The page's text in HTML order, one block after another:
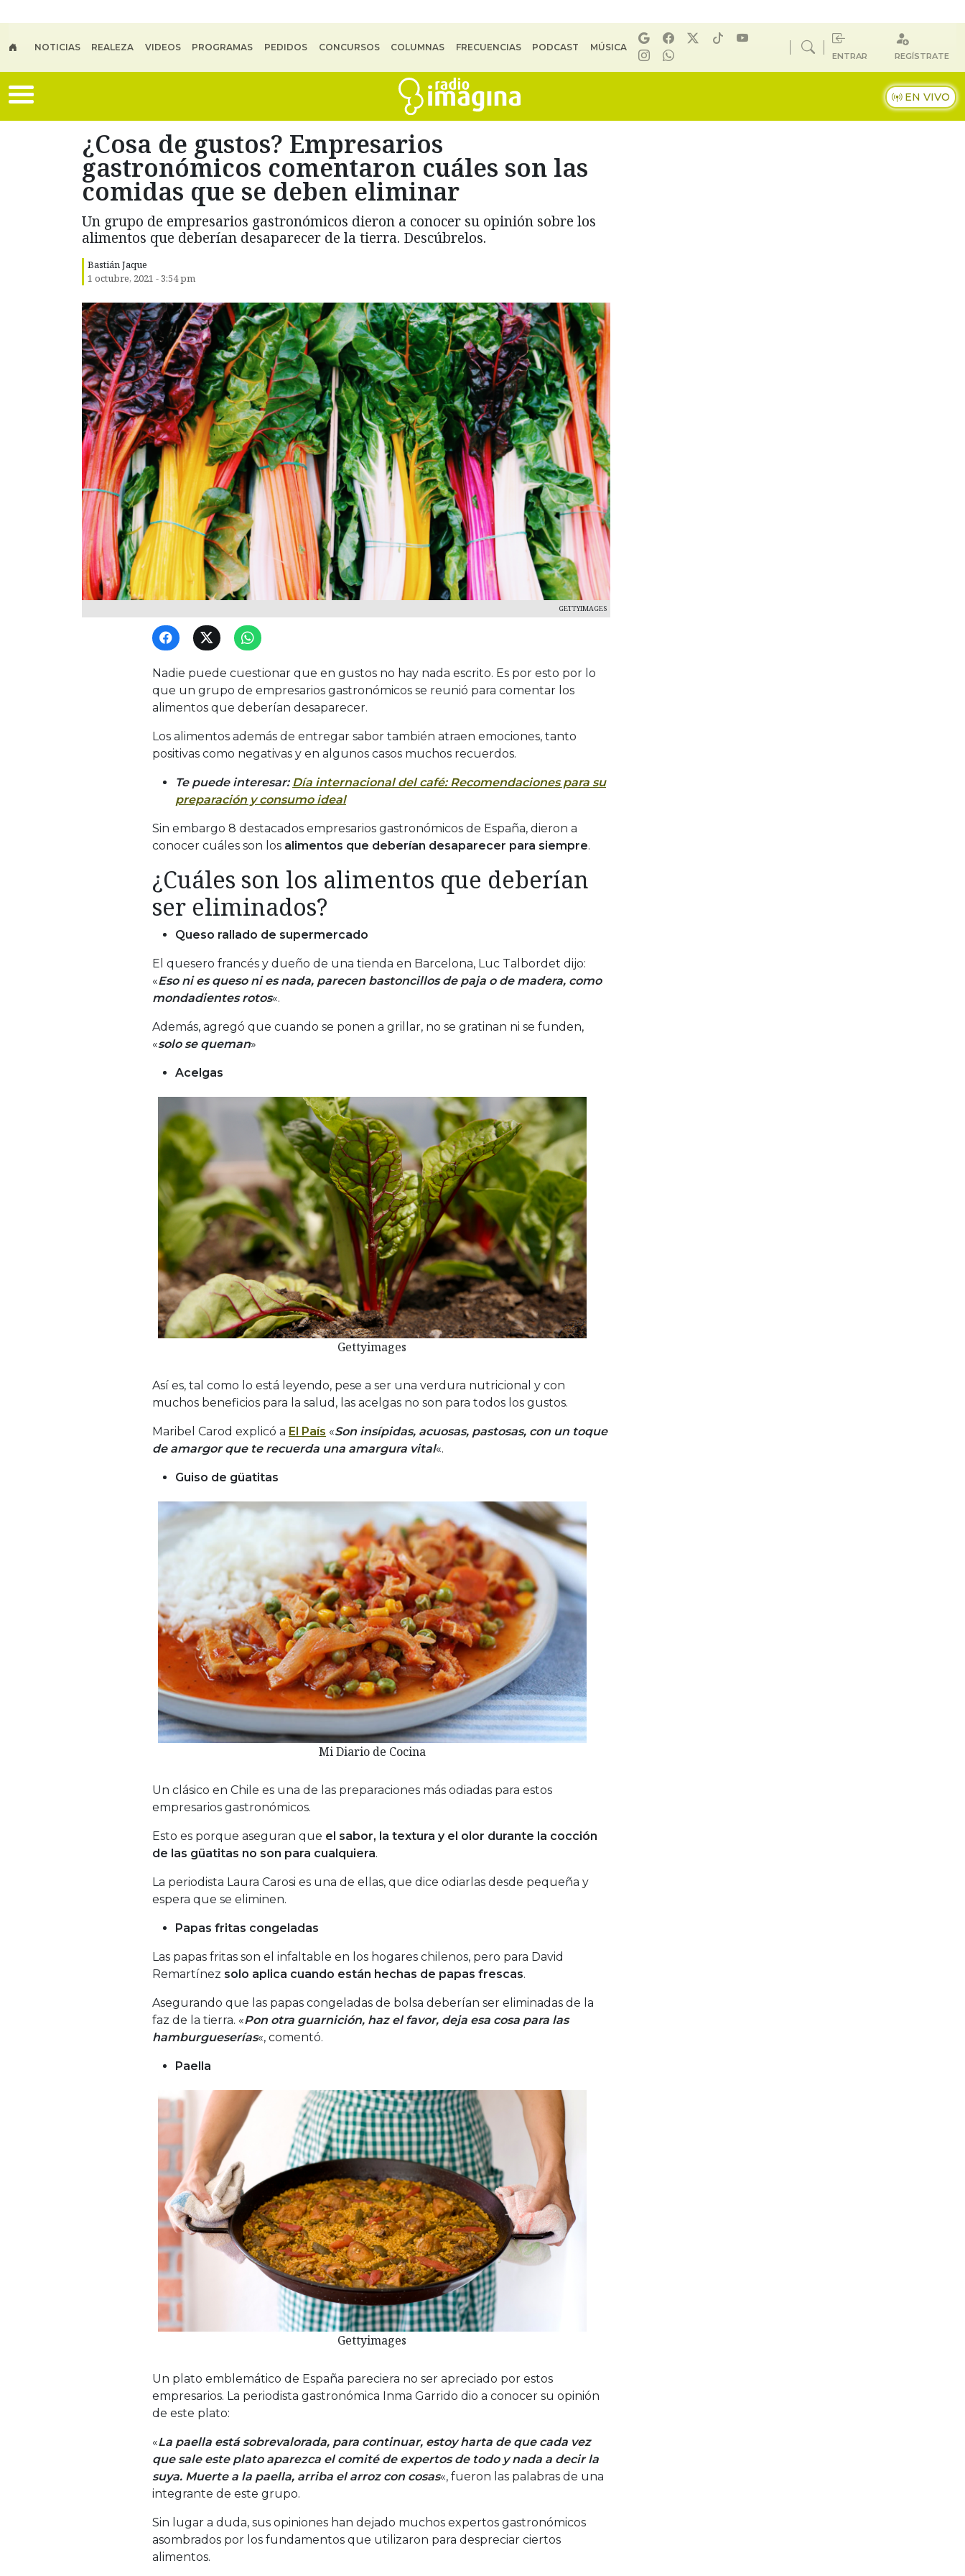
NOTICIAS REALEZA VIDEOS PROGRAMAS PEDIDOS CONCURSOS COLUMNAS FRECUENCIAS PODCAST MÚSICA
ENTRAR REGÍSTRATE
EN VIVO
¿Cosa de gustos? Empresarios
gastronómicos comentaron cuáles son las
comidas que se deben eliminar
Un grupo de empresarios gastronómicos dieron a conocer su opinión sobre los
alimentos que deberían desaparecer de la tierra. Descúbrelos.
Bastián Jaque
1 octubre, 2021 - 3:54 pm
GETTYIMAGES
Nadie puede cuestionar que en gustos no hay nada escrito. Es por esto por lo
que un grupo de empresarios gastronómicos se reunió para comentar los
alimentos que deberían desaparecer.
Los alimentos además de entregar sabor también atraen emociones, tanto
positivas como negativas y en algunos casos muchos recuerdos.
Te puede interesar: Día internacional del café: Recomendaciones para su
preparación y consumo ideal
Sin embargo 8 destacados empresarios gastronómicos de España, dieron a
conocer cuáles son los alimentos que deberían desaparecer para siempre.
¿Cuáles son los alimentos que deberían
ser eliminados?
Queso rallado de supermercado
El quesero francés y dueño de una tienda en Barcelona, Luc Talbordet dijo:
«Eso ni es queso ni es nada, parecen bastoncillos de paja o de madera, como
mondadientes rotos«.
Además, agregó que cuando se ponen a grillar, no se gratinan ni se funden,
«solo se queman»
Acelgas
Gettyimages
Así es, tal como lo está leyendo, pese a ser una verdura nutricional y con
muchos beneficios para la salud, las acelgas no son para todos los gustos.
Maribel Carod explicó a El País «Son insípidas, acuosas, pastosas, con un toque
de amargor que te recuerda una amargura vital«.
Guiso de güatitas
Mi Diario de Cocina
Un clásico en Chile es una de las preparaciones más odiadas para estos
empresarios gastronómicos.
Esto es porque aseguran que el sabor, la textura y el olor durante la cocción
de las güatitas no son para cualquiera.
La periodista Laura Carosi es una de ellas, que dice odiarlas desde pequeña y
espera que se eliminen.
Papas fritas congeladas
Las papas fritas son el infaltable en los hogares chilenos, pero para David
Remartínez solo aplica cuando están hechas de papas frescas.
Asegurando que las papas congeladas de bolsa deberían ser eliminadas de la
faz de la tierra. «Pon otra guarnición, haz el favor, deja esa cosa para las
hamburgueserías«, comentó.
Paella
Gettyimages
Un plato emblemático de España pareciera no ser apreciado por estos
empresarios. La periodista gastronómica Inma Garrido dio a conocer su opinión
de este plato:
«La paella está sobrevalorada, para continuar, estoy harta de que cada vez
que sale este plato aparezca el comité de expertos de todo y nada a decir la
suya. Muerte a la paella, arriba el arroz con cosas«, fueron las palabras de una
integrante de este grupo.
Sin lugar a duda, sus opiniones han dejado muchos expertos gastronómicos
asombrados por los fundamentos que utilizaron para despreciar ciertos
alimentos.